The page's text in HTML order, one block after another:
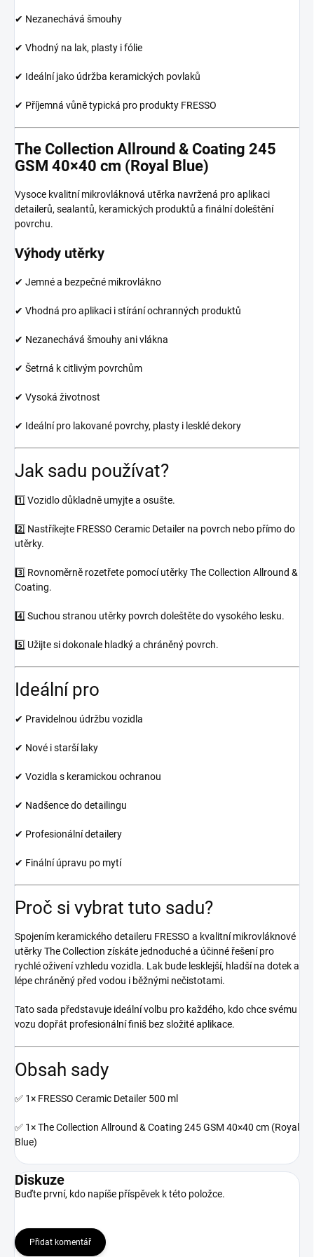
✔ Nezanechává šmouhy
✔ Vhodný na lak, plasty i fólie
✔ Ideální jako údržba keramických povlaků
✔ Příjemná vůně typická pro produkty FRESSO
The Collection Allround & Coating 245
GSM 40×40 cm (Royal Blue)
Vysoce kvalitní mikrovláknová utěrka navržená pro aplikaci
detailerů, sealantů, keramických produktů a finální doleštění
povrchu.
Výhody utěrky
✔ Jemné a bezpečné mikrovlákno
✔ Vhodná pro aplikaci i stírání ochranných produktů
✔ Nezanechává šmouhy ani vlákna
✔ Šetrná k citlivým povrchům
✔ Vysoká životnost
✔ Ideální pro lakované povrchy, plasty i lesklé dekory
Jak sadu používat?
1️⃣ Vozidlo důkladně umyjte a osušte.
2️⃣ Nastříkejte FRESSO Ceramic Detailer na povrch nebo přímo do
utěrky.
3️⃣ Rovnoměrně rozetřete pomocí utěrky The Collection Allround &
Coating.
4️⃣ Suchou stranou utěrky povrch doleštěte do vysokého lesku.
5️⃣ Užijte si dokonale hladký a chráněný povrch.
Ideální pro
✔ Pravidelnou údržbu vozidla
✔ Nové i starší laky
✔ Vozidla s keramickou ochranou
✔ Nadšence do detailingu
✔ Profesionální detailery
✔ Finální úpravu po mytí
Proč si vybrat tuto sadu?
Spojením keramického detaileru FRESSO a kvalitní mikrovláknové
utěrky The Collection získáte jednoduché a účinné řešení pro
rychlé oživení vzhledu vozidla. Lak bude lesklejší, hladší na dotek a
lépe chráněný před vodou i běžnými nečistotami.
Tato sada představuje ideální volbu pro každého, kdo chce svému
vozu dopřát profesionální finiš bez složité aplikace.
Obsah sady
✅ 1× FRESSO Ceramic Detailer 500 ml
✅ 1× The Collection Allround & Coating 245 GSM 40×40 cm (Royal
Blue)
Diskuze
Buďte první, kdo napíše příspěvek k této položce.
Přidat komentář